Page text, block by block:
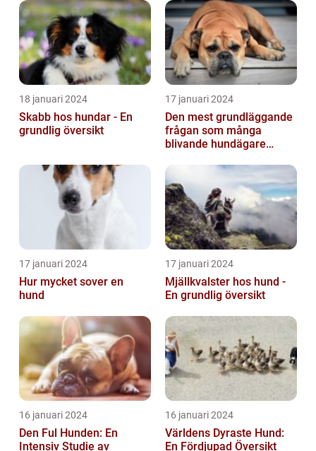
18 januari 2024
Skabb hos hundar - En
grundlig översikt
17 januari 2024
Den mest grundläggande
frågan som många
blivande hundägare
hund dräktig...
17 januari 2024
Hur mycket sover en
hund
17 januari 2024
Mjällkvalster hos hund -
En grundlig översikt
16 januari 2024
Den Ful Hunden: En
Intensiv Studie av
16 januari 2024
Världens Dyraste Hund:
En Fördjupad Översikt